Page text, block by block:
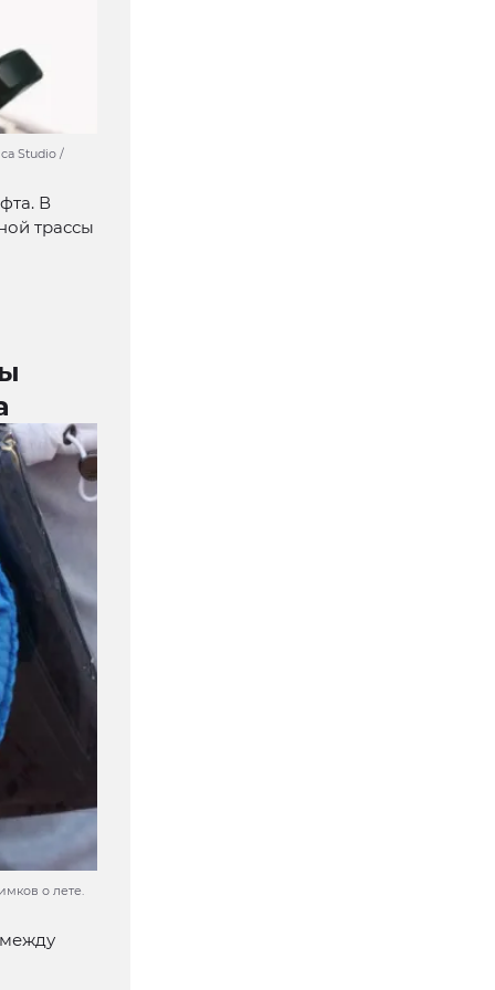
Studio /
В
трассы
о лете.